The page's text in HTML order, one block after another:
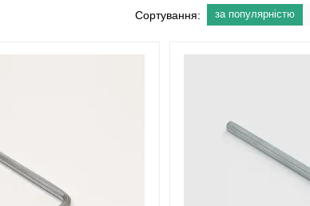
Сортування: за популярністю